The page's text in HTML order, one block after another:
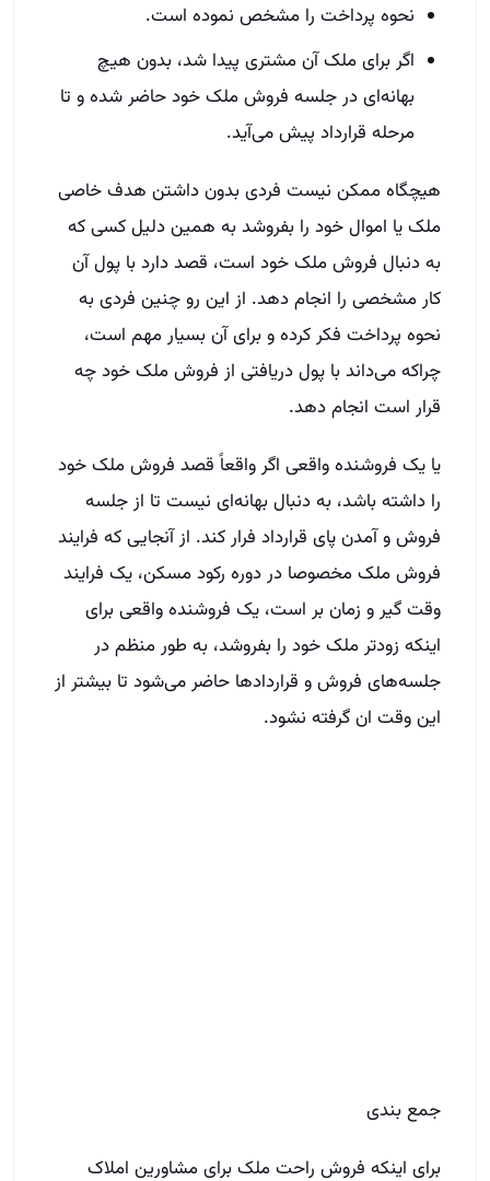
نحوه پرداخت را مشخص نموده است.
اگر برای ملک آن مشتری پیدا شد، بدون هیچ
بهانه‌ای در جلسه فروش ملک خود حاضر شده و تا
مرحله قرارداد پیش می‌آید.
هیچگاه ممکن نیست فردی بدون داشتن هدف خاصی
ملک یا اموال خود را بفروشد به همین دلیل کسی که
به دنبال فروش ملک خود است، قصد دارد با پول آن
کار مشخصی را انجام دهد. از این رو چنین فردی به
نحوه پرداخت فکر کرده و برای آن بسیار مهم است،
چراکه می‌داند با پول دریافتی از فروش ملک خود چه
قرار است انجام دهد.
یا یک فروشنده واقعی اگر واقعاً قصد فروش ملک خود
را داشته باشد، به دنبال بهانه‌ای نیست تا از جلسه
فروش و آمدن پای قرارداد فرار کند. از آنجایی که فرایند
فروش ملک مخصوصا در دوره رکود مسکن، یک فرایند
وقت گیر و زمان بر است، یک فروشنده واقعی برای
اینکه زودتر ملک خود را بفروشد، به طور منظم در
جلسه‌های فروش و قراردادها حاضر می‌شود تا بیشتر از
این وقت ان گرفته نشود.
سوال داری شمارتو بذار